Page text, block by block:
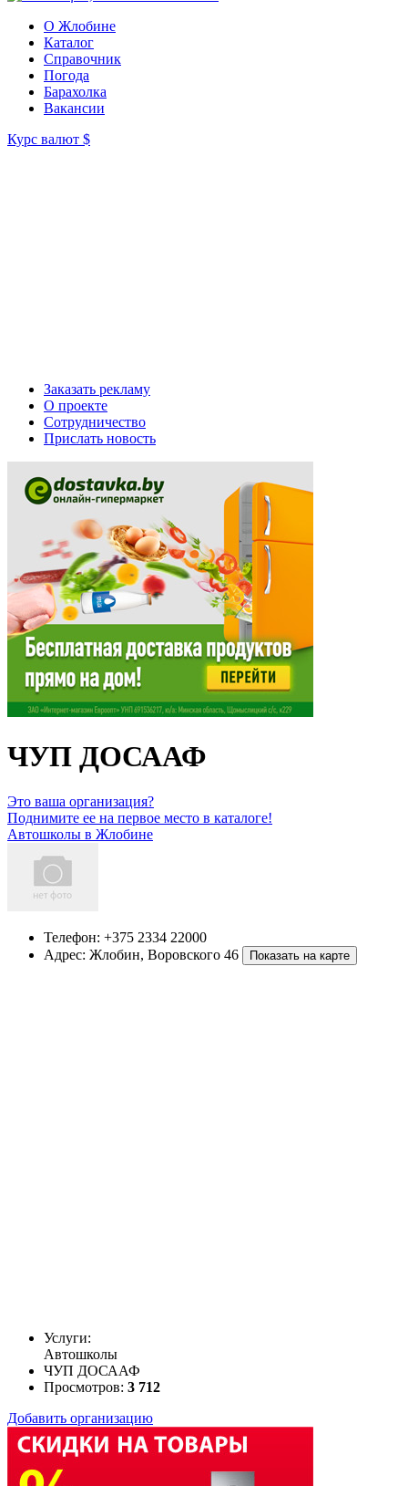
О Жлобине
Каталог
Справочник
Погода
Барахолка
Вакансии
Курс валют $
Заказать рекламу
О проекте
Сотрудничество
Прислать новость
ЧУП ДОСААФ
Это ваша организация?
Поднимите ее на первое место в каталоге!
Автошколы в Жлобине
Телефон: +375 2334 22000
Адрес: Жлобин, Воровского 46
Услуги:
Автошколы
ЧУП ДОСААФ
Просмотров: 3 712
Добавить организацию